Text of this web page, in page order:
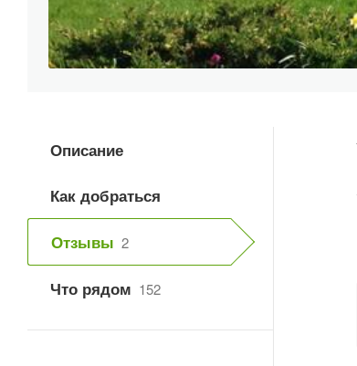
Описание
Как добраться
Отзывы 2
Что рядом 152